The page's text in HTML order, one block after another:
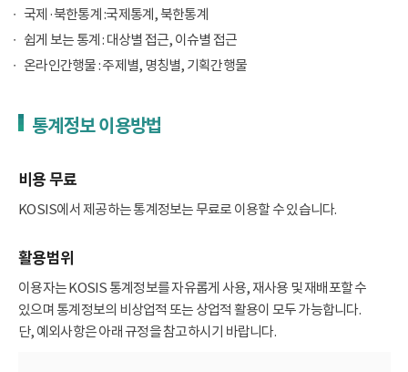
국제·북한통계 :국제통계, 북한통계
쉽게 보는 통계 : 대상별 접근, 이슈별 접근
온라인간행물 : 주제별, 명칭별, 기획간행물
통계정보 이용방법
비용 무료
KOSIS에서 제공하는 통계정보는 무료로 이용할 수 있습니다.
활용범위
이용자는 KOSIS 통계정보를 자유롭게 사용, 재사용 및 재배포할 수
있으며 통계정보의 비상업적 또는 상업적 활용이 모두 가능합니다.
단, 예외사항은 아래 규정을 참고하시기 바랍니다.